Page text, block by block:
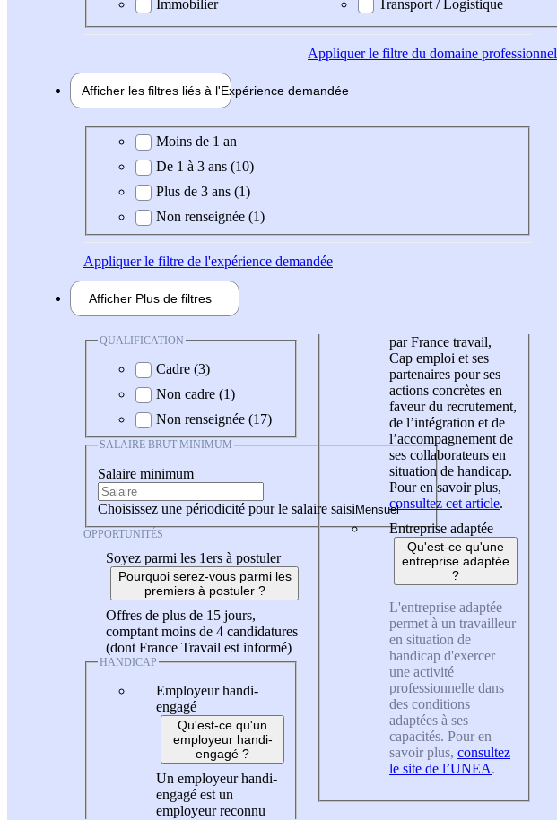
Immobilier
Transport / Logistique
Appliquerle filtre du domaine professionnel
Afficher les filtres liés à l'Expérience demandée
Expérience demandée
Moins de 1 an
De 1 à 3 ans (10)
Plus de 3 ans (1)
Non renseignée (1)
Appliquerle filtre de l'expérience demandée
Afficher Plus de filtres
QUALIFICATION
Cadre (3)
Non cadre (1)
Non renseignée (17)
SALAIRE BRUT MINIMUM
Salaire minimum
Choisissez une périodicité pour le salaire saisi
OPPORTUNITÉS
Soyez parmi les 1ers à postuler
Pourquoi serez-vous parmi les
premiers à postuler ?
Offres de plus de 15 jours,
comptant moins de 4 candidatures
(dont France Travail est informé)
HANDICAP
Employeur handi-
engagé
Qu'est-ce qu'un
employeur handi-
engagé ?
Un employeur handi-
engagé est un
employeur reconnu
par France travail,
Cap emploi et ses
partenaires pour ses
actions concrètes en
faveur du recrutement,
de l’intégration et de
l’accompagnement de
ses collaborateurs en
situation de handicap.
Pour en savoir plus,
consultez cet article.
Entreprise adaptée
Qu'est-ce qu'une
entreprise adaptée
?
L'entreprise adaptée
permet à un travailleur
en situation de
handicap d'exercer
une activité
professionnelle dans
des conditions
adaptées à ses
capacités. Pour en
savoir plus, consultez
le site de l’UNEA.